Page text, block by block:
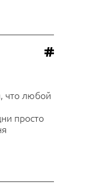
что любой
просто